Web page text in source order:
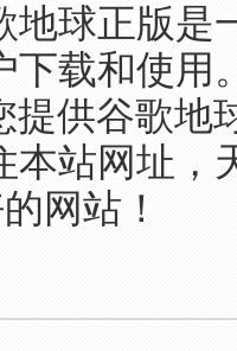
地球正版是
下载和使用
提供谷歌地
本站网址，
网站！